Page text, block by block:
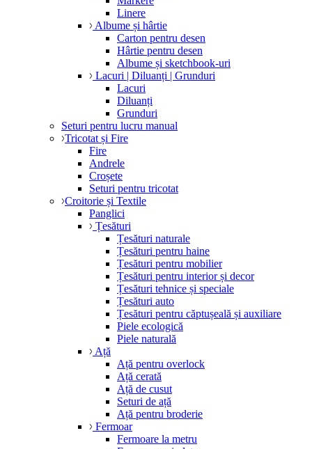
Linere
Albume și hârtie
Carton pentru desen
Hârtie pentru desen
Albume și sketchbook-uri
Lacuri | Diluanți | Grunduri
Lacuri
Diluanți
Grunduri
Seturi pentru lucru manual
Tricotat și Fire
Fire
Andrele
Croșete
Seturi pentru tricotat
Croitorie și Textile
Panglici
Țesături
Țesături naturale
Țesături pentru haine
Țesături pentru mobilier
Țesături pentru interior și decor
Țesături tehnice și speciale
Țesături auto
Țesături pentru căptușeală și auxiliare
Piele ecologică
Piele naturală
Ață
Ață pentru overlock
Ață cerată
Ață de cusut
Seturi de ață
Ață pentru broderie
Fermoar
Fermoare la metru